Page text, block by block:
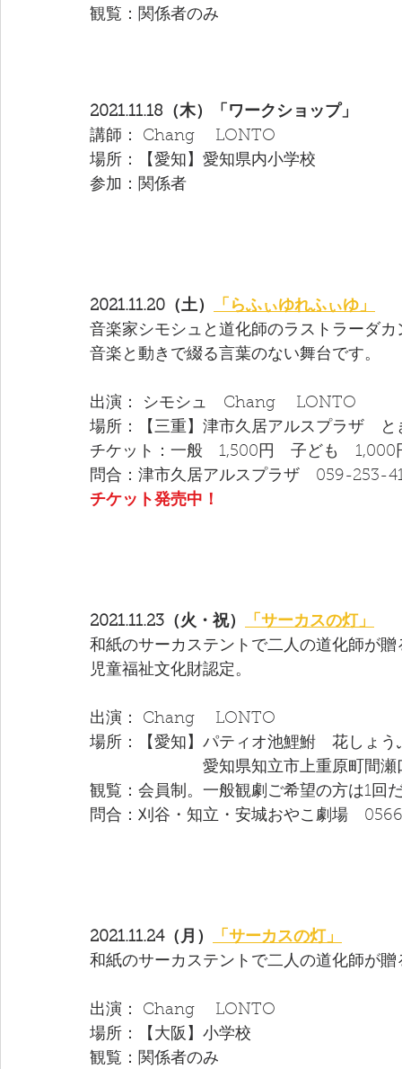
観覧：関係者のみ
2021.11.18（木）「ワークショップ」
講師： Chang　 LONTO
場所：【愛知】愛知県内小学校
参加：関係者
2021.11.20（土）
「らふぃゆれふぃゆ」
音楽家シモシュと道化師のラストラーダ
音楽と動きで綴る言葉のない舞台です。
出演： シモシュ　Chang　 LONTO
場所：【三重】津市久居アルスプラザ　
チケット：一般　1,500円　子ども　
問合：津市久居アルスプラザ　059-253-
チケット発売中！
2021.11.23（火・祝）
「サーカスの灯」
和紙のサーカステントで二人の道化師が
児童福祉文化財認定。
出演： Chang　 LONTO
場所：【愛知】パティオ池鯉鮒　花しょ
愛知県知立市上重原町間瀬口
観覧：会員制。一般観劇ご希望の方は1回
問合：刈谷・知立・安城おやこ劇場　
2021.11.24（月）
「サーカスの灯」
和紙のサーカステントで二人の道化師が
出演： Chang　 LONTO
場所：【大阪】小学校
観覧：関係者のみ